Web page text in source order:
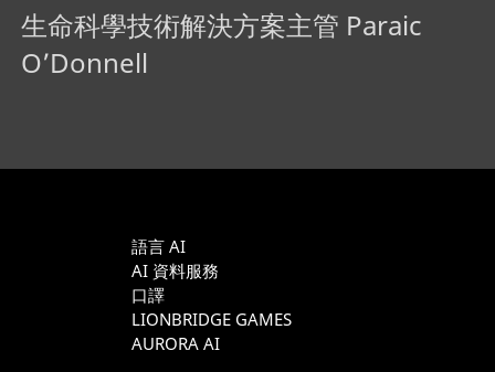
生命科學技術解決方案主管 Paraic
O’Donnell
語言 AI
AI 資料服務
口譯
LIONBRIDGE GAMES
AURORA AI